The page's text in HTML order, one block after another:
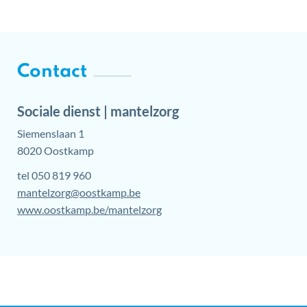
Contact
Sociale dienst | mantelzorg
Adres
Siemenslaan 1
,8020Oostkamp
tel 050 819 960
E-
mail
mantelzorg@oostkamp.be
Website
www.oostkamp.be/mantelzorg